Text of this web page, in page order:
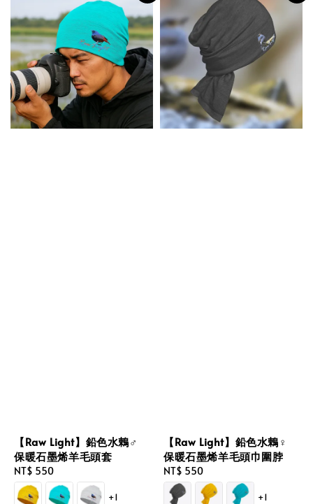
【Raw Light】鉛色水鶇♂
保暖石墨烯羊毛頭套
Regular
price
NT$ 550
+1
【Raw Light】鉛色水鶇♀
保暖石墨烯羊毛頭巾圍脖
Regular
price
NT$ 550
+1